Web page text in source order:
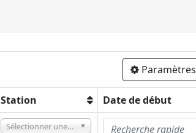
Paramètres
Station Date de début
Sélectionner une option